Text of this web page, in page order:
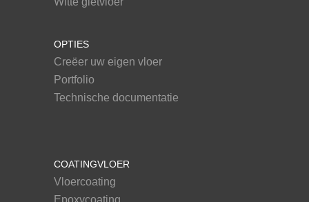
OPTIES
Creëer uw eigen vloer
Portfolio
Technische documentatie
COATINGVLOER
Vloercoating